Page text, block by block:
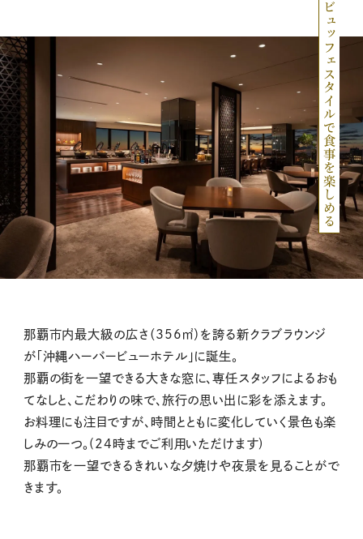
ビュッフェスタイルで食事を楽しめる
那覇市内最大級の広さ（356㎡）を誇る新クラブラウンジ
が「沖縄ハーバービューホテル」に誕生。
那覇の街を一望できる大きな窓に、専任スタッフによるおも
てなしと、こだわりの味で、旅行の思い出に彩を添えます。
お料理にも注目ですが、時間とともに変化していく景色も楽
しみの一つ。( 24時までご利用いただけます)
那覇市を一望できるきれいな夕焼けや夜景を見ることがで
きます。